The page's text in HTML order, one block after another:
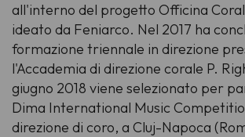
all'interno del progetto Officina
ideato da Feniarco. Nel 2017 ha
formazione triennale in direzione
l'Accademia di direzione corale P.
giugno 2018 viene selezionato per
Dima International Music
direzione di coro, a Cluj-Napoca